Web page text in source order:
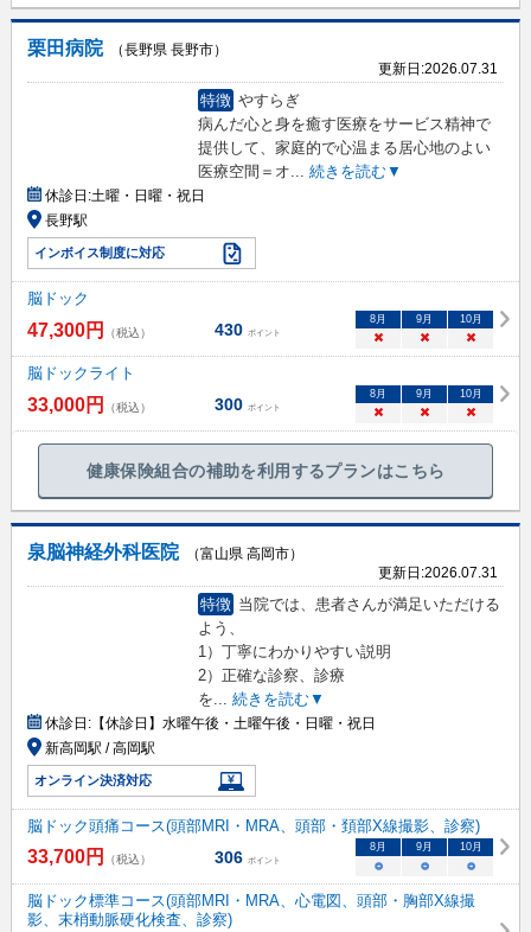
栗田病院
（長野県 長野市）
更新日:2026.07.31
特徴 やすらぎ
病んだ心と身を癒す医療をサービス精神で
提供して、家庭的で心温まる居心地のよい
医療空間＝オ... 続きを読む▼
休診日:土曜・日曜・祝日
長野駅
インボイス制度に対応
脳ドック
47,300円 （税込） 430 ポイント
8月 9月 10月
× × ×
脳ドックライト
33,000円 （税込） 300 ポイント
8月 9月 10月
× × ×
健康保険組合の補助を利用するプランはこちら
泉脳神経外科医院
（富山県 高岡市）
更新日:2026.07.31
特徴 当院では、患者さんが満足いただける
よう、
1）丁寧にわかりやすい説明
2）正確な診察、診療
を
続きを読む▼
休診日:【休診日】水曜午後・土曜午後・日曜・祝日
新高岡駅 / 高岡駅
オンライン決済対応
脳ドック頭痛コース(頭部MRI・MRA、頭部・頚部X線撮影、診察)
33,700円 （税込） 306 ポイント
8 月 9 月 10月
○ ○ ○
脳ドック標準コース(頭部MRI・MRA、心電図、頭部・胸部X線撮
影、末梢動脈硬化検査、診察)